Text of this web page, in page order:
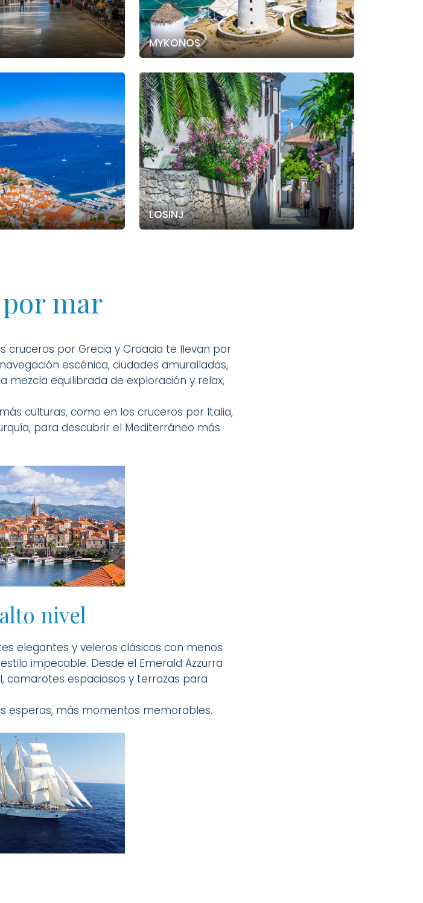
MYKONOS
LOSINJ
mar
cruceros por Grecia y Croacia te llevan por
escénica, ciudades amuralladas,
mezcla equilibrada de exploración y relax,
culturas, como en los cruceros por Italia,
para descubrir el Mediterráneo más
nivel
elegantes y veleros clásicos con menos
impecable. Desde el Emerald Azzurra
camarotes espaciosos y terrazas para
esperas, más momentos memorables.